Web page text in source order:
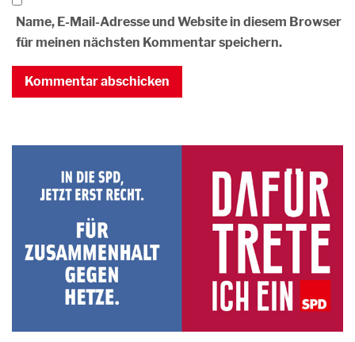
Name, E-Mail-Adresse und Website in diesem Browser
für meinen nächsten Kommentar speichern.